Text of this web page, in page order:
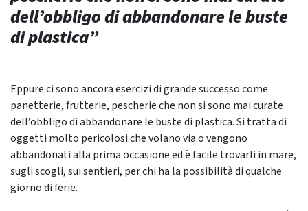
dell’obbligo di abbandonare le buste
di plastica”
Eppure ci sono ancora esercizi di grande successo come
panetterie, frutterie, pescherie che non si sono mai curate
dell’obbligo di abbandonare le buste di plastica. Si tratta di
oggetti molto pericolosi che volano via o vengono
abbandonati alla prima occasione ed è facile trovarli in mare,
sugli scogli, sui sentieri, per chi ha la possibilità di qualche
giorno di ferie.